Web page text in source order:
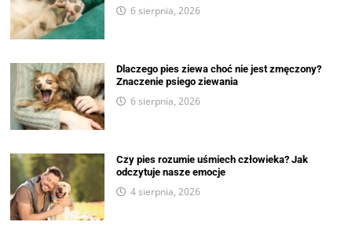
6 sierpnia, 2026
Dlaczego pies ziewa choć nie jest zmęczony?
Znaczenie psiego ziewania
6 sierpnia, 2026
Czy pies rozumie uśmiech człowieka? Jak
odczytuje nasze emocje
4 sierpnia, 2026